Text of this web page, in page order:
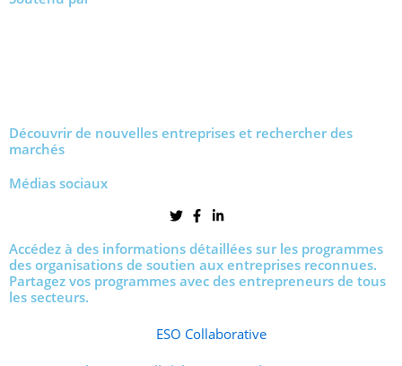
Découvrir de nouvelles entreprises et rechercher des
marchés
Médias sociaux
Accédez à des informations détaillées sur les programmes
des organisations de soutien aux entreprises reconnues.
Partagez vos programmes avec des entrepreneurs de tous
les secteurs.
ESO Collaborative